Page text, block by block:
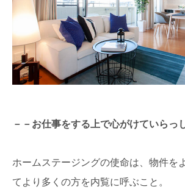
－－お仕事をする上で心がけていらっ
ホームステージングの使命は、物件を
てより多くの方を内覧に呼ぶこと。